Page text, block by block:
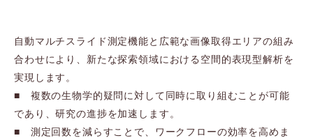
自動マルチスライド測定機能と広範な画像取得エリアの組み
合わせにより、新たな探索領域における空間的表現型解析を
実現します。
■ 複数の生物学的疑問に対して同時に取り組むことが可能
であり、研究の進捗を加速します。
■ 測定回数を減らすことで、ワークフローの効率を高めま